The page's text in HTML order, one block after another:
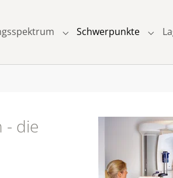
Submenu for
Schwerpunkte
- die